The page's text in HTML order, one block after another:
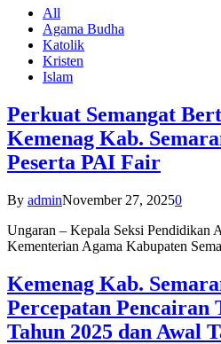
All
Agama Budha
Katolik
Kristen
Islam
Perkuat Semangat
Kemenag Kab.
Peserta PAI Fair
By adminNovember 27, 20250
Ungaran – Kepala Seksi Pendidikan
Kementerian Agama Kabupaten
Kemenag Kab.
Percepatan
Tahun 2025 dan Awal